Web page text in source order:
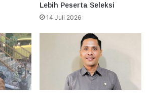
Lebih Peserta Seleksi
14 Juli 2026